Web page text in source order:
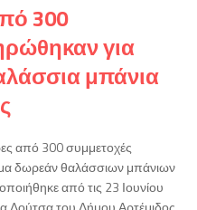
300
για
μπάνια
από 300 συμμετοχές
δωρεάν θαλάσσιων μπάνιων
από τις 23 Ιουνίου